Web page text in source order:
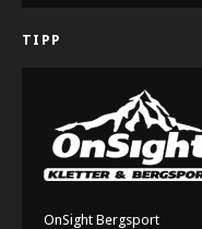
TIPP
OnSight Bergsport